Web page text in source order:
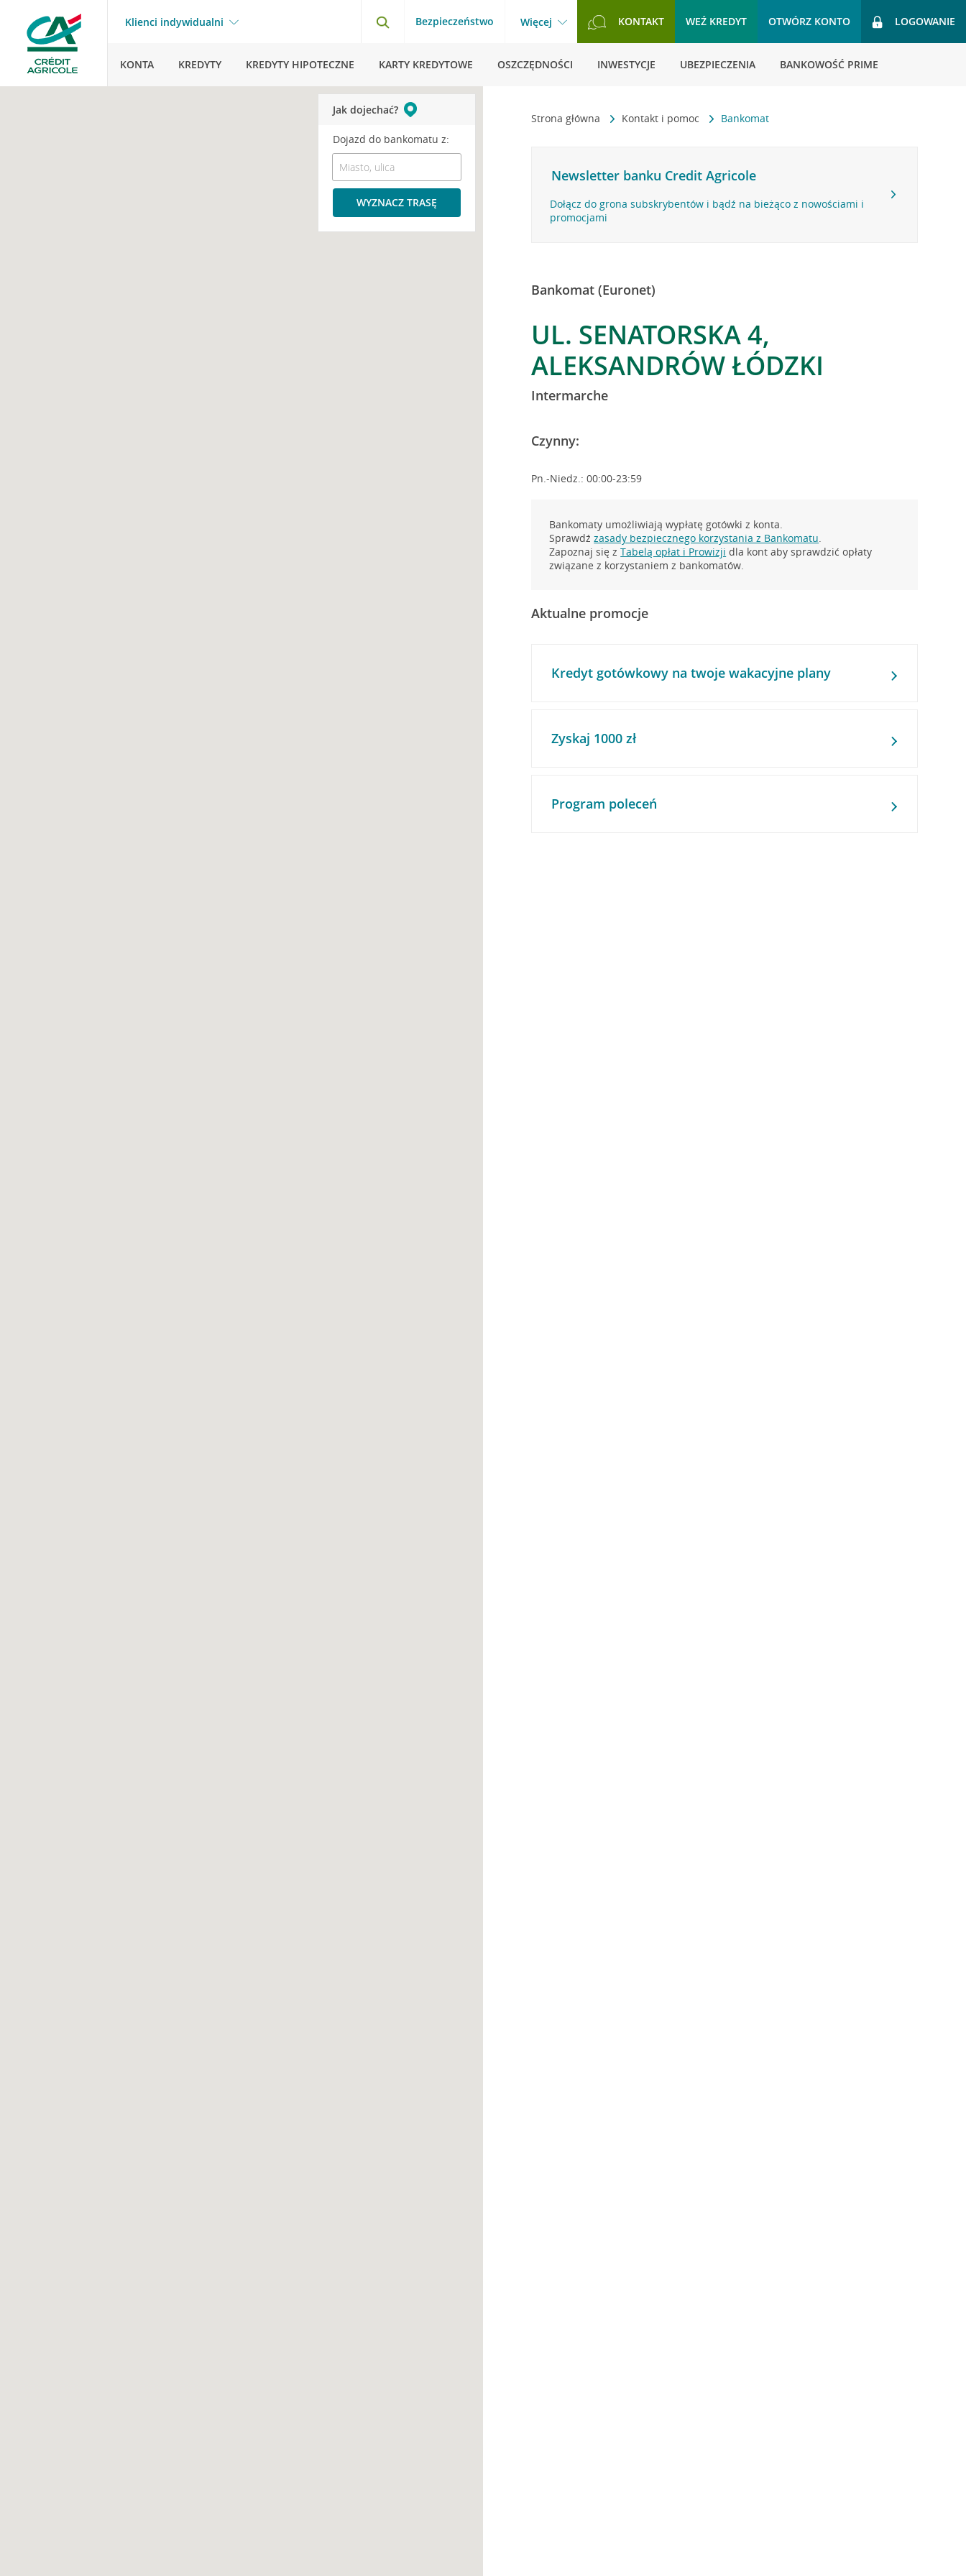
Klienci indywidualni Bezpieczeństwo Więcej KONTAKT WEŹ KREDYT OTWÓRZ KONTO LOGOWANIE
KONTA KREDYTY KREDYTY HIPOTECZNE KARTY KREDYTOWE OSZCZĘDNOŚCI INWESTYCJE UBEZPIECZENIA BANKOWOŚĆ PRIME
Strona główna Kontakt i pomoc Bankomat
Newsletter banku Credit Agricole
Dołącz do grona subskrybentów i bądź na bieżąco z nowościami i
promocjami
Bankomat (Euronet)
UL. SENATORSKA 4,
ALEKSANDRÓW ŁÓDZKI
Intermarche
Czynny:
Pn.-Niedz.: 00:00-23:59
Bankomaty umożliwiają wypłatę gotówki z konta.
Sprawdźzasady bezpiecznego korzystania z Bankomatu.
Zapoznaj się zTabelą opłat i Prowizji dla kont aby sprawdzić opłaty
związane z korzystaniem z bankomatów.
Aktualne promocje
Kredyt gotówkowy na twoje wakacyjne plany
Zyskaj 1000 zł
Program poleceń
Jak dojechać?
Dojazd do bankomatu z:
WYZNACZ TRASĘ